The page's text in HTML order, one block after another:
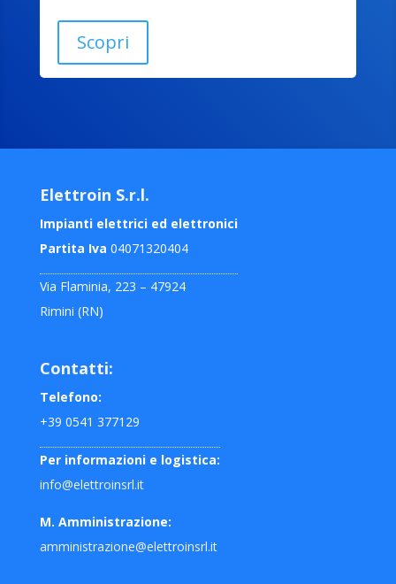
Scopri
Elettroin S.r.l.
Impianti elettrici ed elettronici
Partita Iva 04071320404
Via Flaminia, 223 – 47924
Rimini (RN)
Contatti:
Telefono:
+39 0541 377129
Per informazioni e logistica:
info@elettroinsrl.it
M. Amministrazione:
amministrazione@elettroinsrl.it